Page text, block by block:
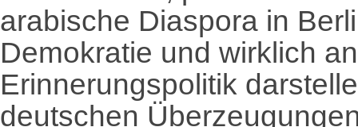
arabische Diaspora in
Demokratie und wirklich
Erinnerungspolitik
deutschen